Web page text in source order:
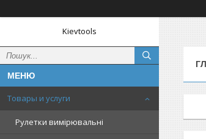
Kievtools
Товары и услуги
Рулетки вимірювальні